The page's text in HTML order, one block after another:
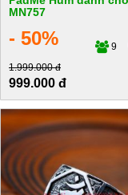
MN757
- 50% 9
1.999.000 đ
999.000 đ